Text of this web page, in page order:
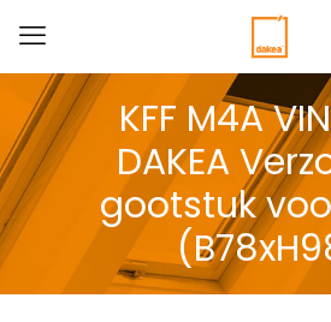
KFF M4A
DAKEA
gootstuk